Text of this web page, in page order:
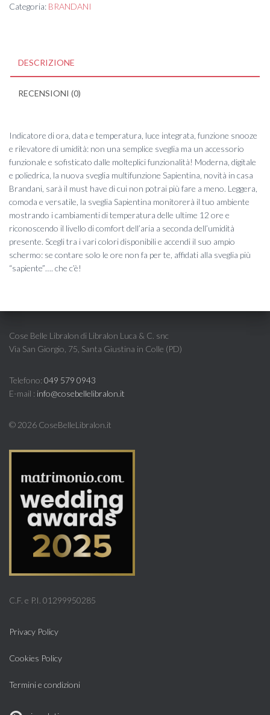
Categoria: BRANDANI
DESCRIZIONE
RECENSIONI (0)
Indicatore di ora, data e temperatura, luce integrata, funzione snooze
e rilevatore di umidità: non una semplice sveglia ma un accessorio
funzionale e sofisticato dalle molteplici funzionalità! Moderna, digitale
e poliedrica, la nuova sveglia multifunzione Sapientina, novità in casa
Brandani, sarà il must have di cui non potrai più fare a meno. Leggera,
comoda e versatile, la sveglia Sapientina monitorerà il tuo ambiente
mostrando i cambiamenti di temperatura delle ultime 12 ore e
riconoscendo il livello di comfort dell’aria a seconda dell’umidità
presente. Scegli tra i vari colori disponibili e accendi il suo ampio
schermo: se contare solo le ore non fa per te, affidati alla sveglia più
“sapiente”…. che c’è!
Cose Belle Libralon di Libralon Luca & C. snc
Via San Giorgio, 75, Santa Giustina in Colle (PD)
Telefono: 049 579 0943
E-mail : info@cosebellelibralon.it
© 2026 CoseBelleLibralon.it
C.F. e P.I. 01299950285
Privacy Policy
Cookies Policy
Termini e condizioni